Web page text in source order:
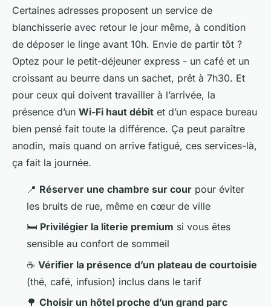
Certaines adresses proposent un service de
blanchisserie avec retour le jour même, à condition
de déposer le linge avant 10h. Envie de partir tôt ?
Optez pour le petit-déjeuner express - un café et un
croissant au beurre dans un sachet, prêt à 7h30. Et
pour ceux qui doivent travailler à l’arrivée, la
présence d’un Wi-Fi haut débit et d’un espace bureau
bien pensé fait toute la différence. Ça peut paraître
anodin, mais quand on arrive fatigué, ces services-là,
ça fait la journée.
📍 Réserver une chambre sur cour pour éviter
les bruits de rue, même en cœur de ville
🛏️ Privilégier la literie premium si vous êtes
sensible au confort de sommeil
☕ Vérifier la présence d’un plateau de courtoisie
(thé, café, infusion) inclus dans le tarif
🌳 Choisir un hôtel proche d’un grand parc